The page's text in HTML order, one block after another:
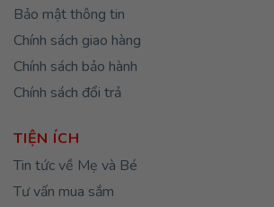
Bảo mật thông tin
Chính sách giao hàng
Chính sách bảo hành
Chính sách đổi trả
TIỆN ÍCH
Tin tức về Mẹ và Bé
Tư vấn mua sắm